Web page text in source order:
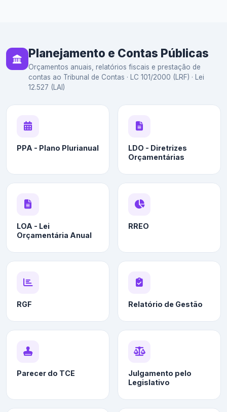
Planejamento e Contas Públicas
Orçamentos anuais, relatórios fiscais e prestação de
contas ao Tribunal de Contas · LC 101/2000 (LRF) · Lei
12.527 (LAI)
PPA - Plano Plurianual
LDO - Diretrizes
Orçamentárias
LOA - Lei
Orçamentária Anual
RREO
RGF Relatório de Gestão
Parecer do TCE
Julgamento pelo
Legislativo